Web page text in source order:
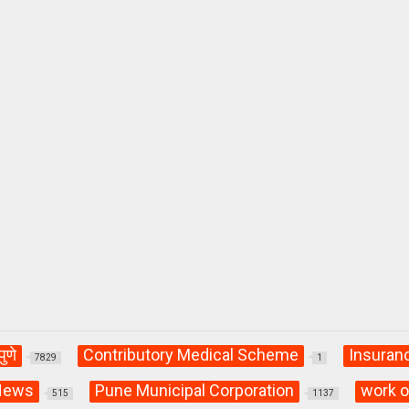
7829 Contributory Medical Scheme 1
515 Pune Municipal Corporation 1137 work